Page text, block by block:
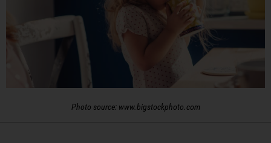
Photo source: www.bigstockphoto.com